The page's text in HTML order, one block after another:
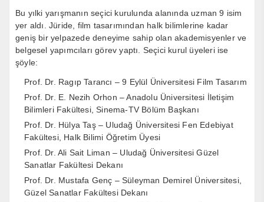
Bu yılki yarışmanın seçici kurulunda alanında uzman 9 isim
yer aldı. Jüride, film tasarımından halk bilimlerine kadar
geniş bir yelpazede deneyime sahip olan akademisyenler ve
belgesel yapımcıları görev yaptı. Seçici kurul üyeleri ise
şöyle:
Prof. Dr. Ragıp Tarancı – 9 Eylül Üniversitesi Film Tasarım
Prof. Dr. E. Nezih Orhon – Anadolu Üniversitesi İletişim
Bilimleri Fakültesi, Sinema-TV Bölüm Başkanı
Prof. Dr. Hülya Taş – Uludağ Üniversitesi Fen Edebiyat
Fakültesi, Halk Bilimi Öğretim Üyesi
Prof. Dr. Ali Sait Liman – Uludağ Üniversitesi Güzel
Sanatlar Fakültesi Dekanı
Prof. Dr. Mustafa Genç – Süleyman Demirel Üniversitesi,
Güzel Sanatlar Fakültesi Dekanı